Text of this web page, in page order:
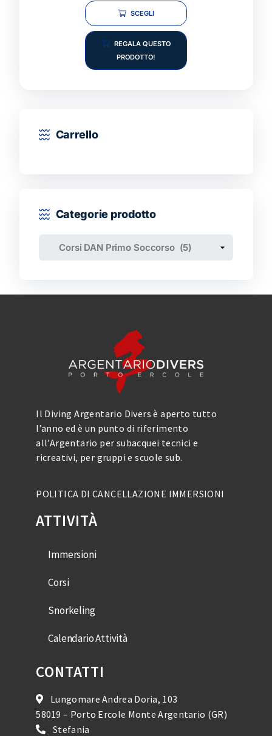
SCEGLI
REGALA QUESTO
PRODOTTO!
Carrello
Categorie prodotto
Il Diving Argentario Divers è aperto tutto
l’anno ed è un punto di riferimento
all’Argentario per subacquei tecnici e
ricreativi, per gruppi e scuole sub.
POLITICA DI CANCELLAZIONE IMMERSIONI
ATTIVITÀ
Immersioni
Corsi
Snorkeling
Calendario Attività
CONTATTI
Lungomare Andrea Doria, 103
58019 – Porto Ercole Monte Argentario (GR)
Stefania